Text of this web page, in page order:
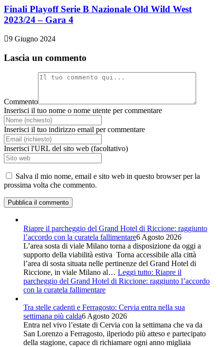
Finali Playoff Serie B Nazionale Old Wild West
2023/24 – Gara 4
9 Giugno 2024
Lascia un commento
Commento
Inserisci il tuo nome o nome utente per commentare
Inserisci il tuo indirizzo email per commentare
Inserisci l'URL del sito web (facoltativo)
Salva il mio nome, email e sito web in questo browser per la
prossima volta che commento.
Riapre il parcheggio del Grand Hotel di Riccione: raggiunto
l’accordo con la curatela fallimentare6 Agosto 2026
L’area sosta di viale Milano torna a disposizione da oggi a
supporto della viabilità estiva Torna accessibile alla città
l’area di sosta situata nelle pertinenze del Grand Hotel di
Riccione, in viale Milano al… Leggi tutto: Riapre il
parcheggio del Grand Hotel di Riccione: raggiunto l’accordo
con la curatela fallimentare
Tra stelle cadenti e Ferragosto: Cervia entra nella sua
settimana più calda6 Agosto 2026
Entra nel vivo l’estate di Cervia con la settimana che va da
San Lorenzo a Ferragosto, ilperiodo più atteso e partecipato
della stagione, capace di richiamare ogni anno migliaia